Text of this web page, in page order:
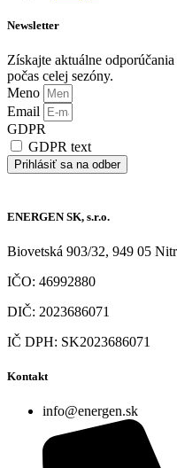
Newsletter
Získajte aktuálne
počas celej sezóny.
Meno
Email
GDPR
GDPR text
Prihlásiť sa na odber
ENERGEN SK, s.r.o.
Biovetská 903/32, 949 05
IČO: 46992880
DIČ: 2023686071
IČ DPH: SK2023686071
Kontakt
info@energen.sk